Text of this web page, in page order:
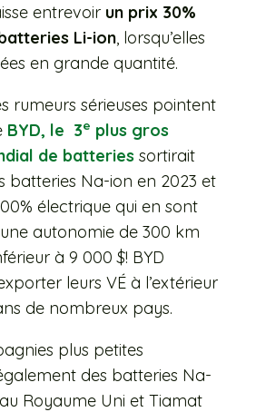
entrevoir un prix 30%
Li-ion, lorsqu’elles
en grande quantité.
rumeurs sérieuses pointent
BYD, le 3e plus gros
de batteries sortirait
batteries Na-ion en 2023 et
électrique qui en sont
autonomie de 300 km
à 9 000 $! BYD
leurs VÉ à l’extérieur
de nombreux pays.
plus petites
des batteries Na-
Royaume Uni et Tiamat